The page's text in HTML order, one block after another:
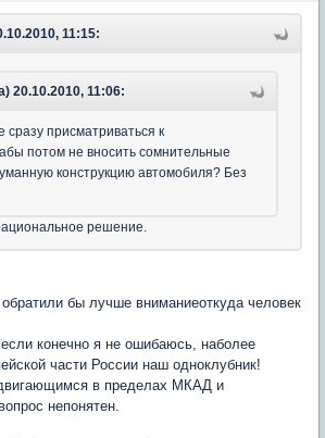
11:15:
20.10.2010, 11:06:
сразу присматриваться к
потом не вносить сомнительные
конструкцию автомобиля? Без
решение.
бы лучше вниманиеоткуда человек
конечно я не ошибаюсь, наболее
части России наш одноклубник!
в пределах МКАД и
непонятен.